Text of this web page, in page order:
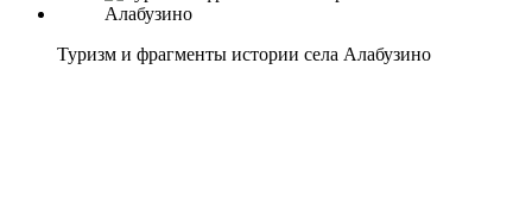
Туризм и фрагменты истории села Алабузино